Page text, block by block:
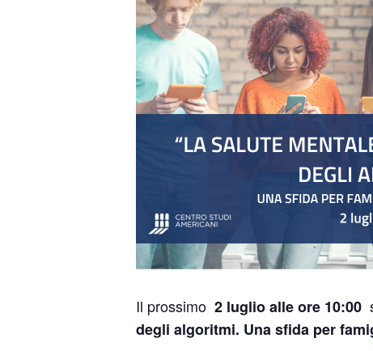
Il prossimo 2 luglio alle ore 10:00
degli algoritmi. Una sfida per